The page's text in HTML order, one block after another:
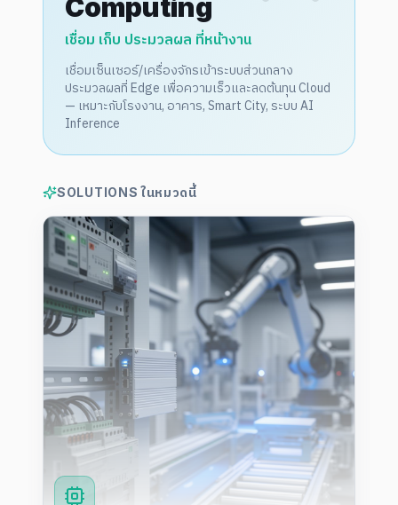
Computing
เชื่อม เก็บ ประมวลผล ที่หน้างาน
เชื่อมเซ็นเซอร์/เครื่องจักรเข้าระบบส่วนกลาง
ประมวลผลที่ Edge เพื่อความเร็วและลดต้นทุน Cloud
— เหมาะกับโรงงาน, อาคาร, Smart City, ระบบ AI
Inference
SOLUTIONS ในหมวดนี้